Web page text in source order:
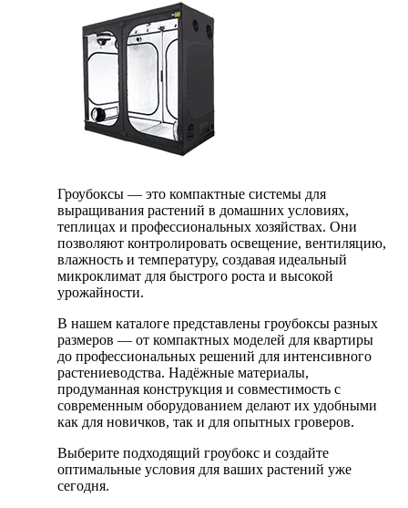
Гроубоксы — это компактные системы для
выращивания растений в домашних условиях,
теплицах и профессиональных хозяйствах. Они
позволяют контролировать освещение, вентиляцию,
влажность и температуру, создавая идеальный
микроклимат для быстрого роста и высокой
урожайности.
В нашем каталоге представлены гроубоксы разных
размеров — от компактных моделей для квартиры
до профессиональных решений для интенсивного
растениеводства. Надёжные материалы,
продуманная конструкция и совместимость с
современным оборудованием делают их удобными
как для новичков, так и для опытных гроверов.
Выберите подходящий гроубокс и создайте
оптимальные условия для ваших растений уже
сегодня.